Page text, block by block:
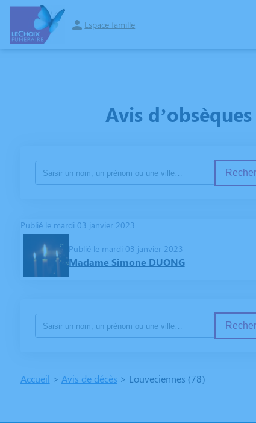
Espace famille
NOS SERVICES NOS AGENCES
Avis
Publié le mardi 03 janvier 2023
Publié le mardi 03 janvier 2023
Madame Simone DUONG
Accueil > Avis de décès > Louveciennes (78)